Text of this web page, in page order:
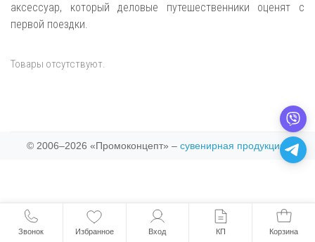
Звонок Избранное Вход КП Корзина
аксессуар, который деловые путешественники оценят с
первой поездки.
Товары отсутствуют.
© 2006–2026 «Промоконцепт» – сувенирная продукция .